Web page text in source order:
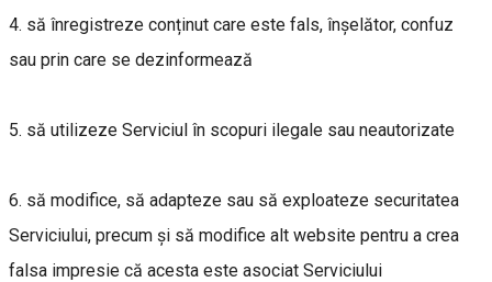
4. să înregistreze conținut care este fals, înșelător, confuz
sau prin care se dezinformează
5. să utilizeze Serviciul în scopuri ilegale sau neautorizate
6. să modifice, să adapteze sau să exploateze securitatea
Serviciului, precum și să modifice alt website pentru a crea
falsa impresie că acesta este asociat Serviciului